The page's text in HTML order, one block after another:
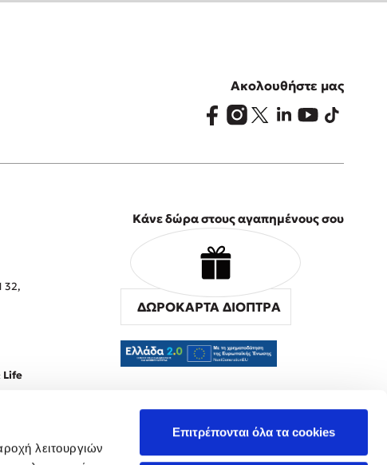
λειτουργιών
Επιτρέπονται όλα τα cookies
Ακολουθήστε μας
32,
Life
Κάνε δώρα στους αγαπημένους σου
ΔΩΡΟΚΑΡΤΑ ΔΙΟΠΤΡΑ